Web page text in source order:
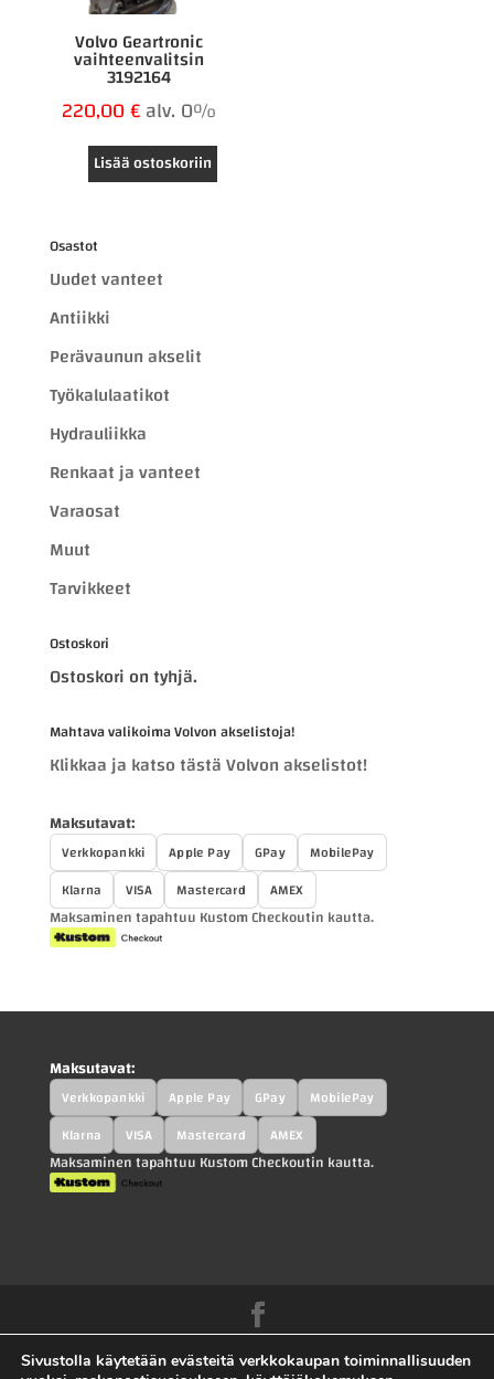
Volvo Geartronic
vaihteenvalitsin
3192164
220,00€alv. 0%
Lisää ostoskoriin
Osastot
Uudet vanteet
Antiikki
Perävaunun akselit
Työkalulaatikot
Hydrauliikka
Renkaat ja vanteet
Varaosat
Muut
Tarvikkeet
Ostoskori
Ostoskori on tyhjä.
Mahtava valikoima Volvon akselistoja!
Klikkaa ja katso tästä Volvon akselistot!
Maksutavat:
Verkkopankki Apple Pay GPay
MobilePay
Klarna
VISA Mastercard AMEX
Maksaminen tapahtuu Kustom Checkoutin kautta.
Maksutavat:
Verkkopankki Apple Pay GPay
MobilePay
Klarna
VISA Mastercard AMEX
Maksaminen tapahtuu Kustom Checkoutin kautta.
Kah-Parts.fi - Kah-Trucks.fi - Kauppilan
Sivustolla käytetään evästeitä verkkokaupan toiminnallisuuden